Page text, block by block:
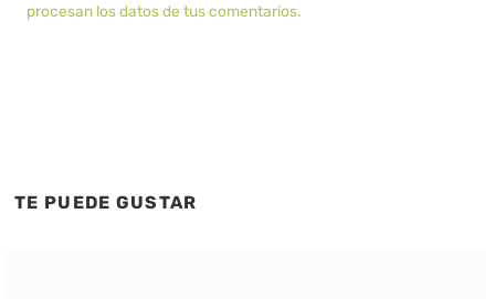
procesan los datos de tus comentarios.
TE PUEDE GUSTAR